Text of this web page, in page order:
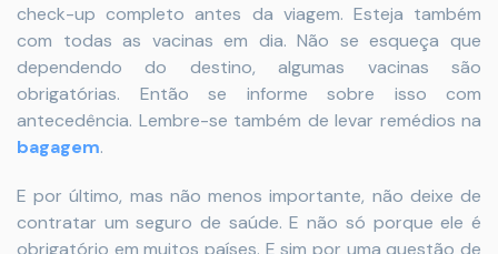
check-up completo antes da viagem. Esteja também
com todas as vacinas em dia. Não se esqueça que
dependendo do destino, algumas vacinas são
obrigatórias. Então se informe sobre isso com
antecedência. Lembre-se também de levar remédios na
bagagem.
E por último, mas não menos importante, não deixe de
contratar um seguro de saúde. E não só porque ele é
obrigatório em muitos países. E sim por uma questão de